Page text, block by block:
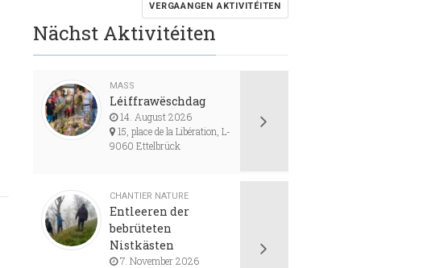
VERGAANGEN AKTIVITÉITEN
Nächst Aktivitéiten
MASS
Léiffrawëschdag
14. August 2026
15, place de la Libération, L-
9060 Ettelbrück
CHANTIER NATURE
Entleeren der
bebrüteten
Nistkästen
7. November 2026